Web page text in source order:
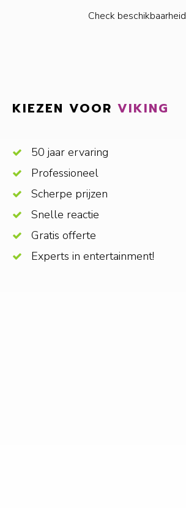
Check beschikbaarheid
KIEZEN VOOR VIKING
50 jaar ervaring
Professioneel
Scherpe prijzen
Snelle reactie
Gratis offerte
Experts in entertainment!